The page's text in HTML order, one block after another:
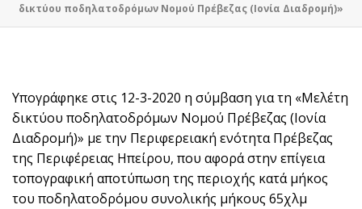
δικτύου ποδηλατοδρόμων Νομού Πρέβεζας (Ιονία Διαδρομή)»
Υπογράφηκε στις 12-3-2020 η σύμβαση για τη «Μελέτη
δικτύου ποδηλατοδρόμων Νομού Πρέβεζας (Ιονία
Διαδρομή)» με την Περιφερειακή ενότητα Πρέβεζας
της Περιφέρειας Ηπείρου, που αφορά στην επίγεια
τοπογραφική αποτύπωση της περιοχής κατά μήκος
του ποδηλατοδρόμου συνολικής μήκους 65χλμ